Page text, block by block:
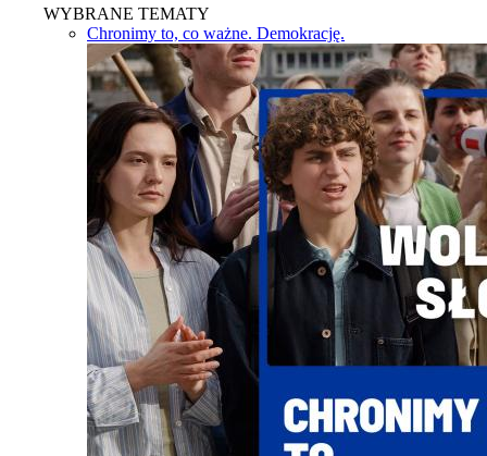
WYBRANE TEMATY
Chronimy to, co ważne. Demokrację.